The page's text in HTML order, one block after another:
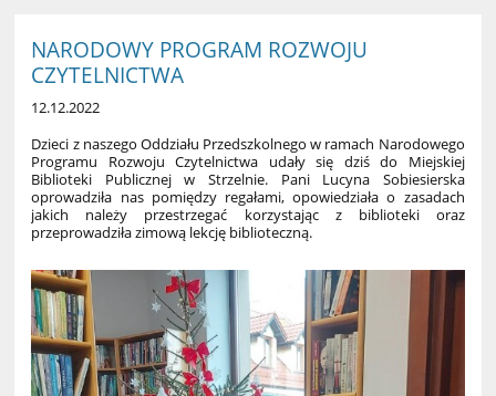
NARODOWY PROGRAM ROZWOJU
CZYTELNICTWA
12.12.2022
Dzieci z naszego Oddziału Przedszkolnego w ramach Narodowego
Programu Rozwoju Czytelnictwa udały się dziśdo Miejskiej
Biblioteki Publicznej w Strzelnie. Pani Lucyna Sobiesierska
oprowadziła nas pomiędzy regałami, opowiedziała o zasadach
jakich należy przestrzegać korzystając z biblioteki oraz
przeprowadziła zimową lekcję biblioteczną.